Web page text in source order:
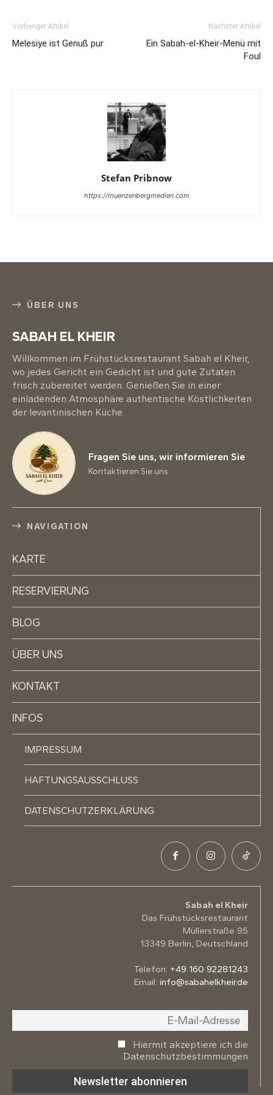
Vorheriger Artikel
Melesiye ist Genuß pur
Nächster Artikel
Ein Sabah-el-Kheir-Menü mit
Foul
Stefan Pribnow
https://muenzenbergmedien.com
ÜBER UNS
SABAH EL KHEIR
Willkommen im Frühstücksrestaurant Sabah el Kheir,
wo jedes Gericht ein Gedicht ist und gute Zutaten
frisch zubereitet werden. Genießen Sie in einer
einladenden Atmosphäre authentische Köstlichkeiten
der levantinischen Küche.
Fragen Sie uns, wir informieren Sie
Kontaktieren Sie uns
NAVIGATION
KARTE
RESERVIERUNG
BLOG
ÜBER UNS
KONTAKT
INFOS
IMPRESSUM
HAFTUNGSAUSSCHLUSS
DATENSCHUTZERKLÄRUNG
Sabah el Kheir
Das Frühstücksrestaurant
Müllerstraße 95
13349 Berlin, Deutschland
Telefon: +49 160 92281243
Email: info@sabahelkheir.de
Hiermit akzeptiere ich die
Datenschutzbestimmungen